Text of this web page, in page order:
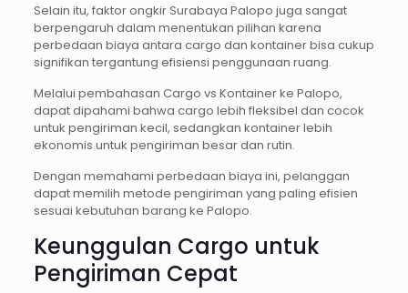
Selain itu, faktor ongkir Surabaya Palopo juga sangat
berpengaruh dalam menentukan pilihan karena
perbedaan biaya antara cargo dan kontainer bisa cukup
signifikan tergantung efisiensi penggunaan ruang.
Melalui pembahasan Cargo vs Kontainer ke Palopo,
dapat dipahami bahwa cargo lebih fleksibel dan cocok
untuk pengiriman kecil, sedangkan kontainer lebih
ekonomis untuk pengiriman besar dan rutin.
Dengan memahami perbedaan biaya ini, pelanggan
dapat memilih metode pengiriman yang paling efisien
sesuai kebutuhan barang ke Palopo.
Keunggulan Cargo untuk
Pengiriman Cepat